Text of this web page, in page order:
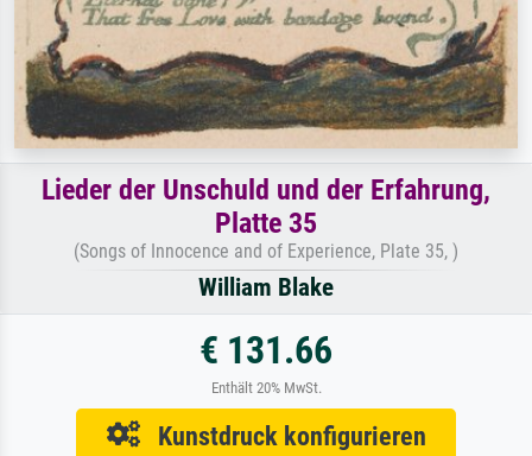
Lieder der Unschuld und der Erfahrung,
Platte 35
(Songs of Innocence and of Experience, Plate 35, )
William Blake
€ 131.66
Enthält 20% MwSt.
Kunstdruck konfigurieren